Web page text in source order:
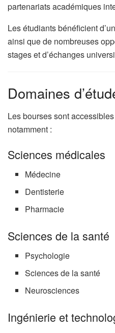
partenariats académiques
Les étudiants bénéficient
ainsi que de nombreuses
stages et d’échanges
Domaines
Les bourses sont
notamment :
Sciences médicales
Médecine
Dentisterie
Pharmacie
Sciences de la santé
Psychologie
Sciences de la santé
Neurosciences
Ingénierie et